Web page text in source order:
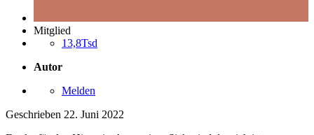
Mitglied
13,8Tsd
Autor
Melden
Geschrieben 22. Juni 2022